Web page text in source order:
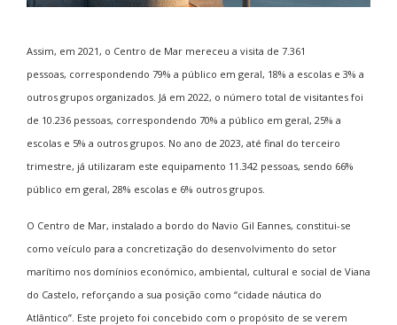
Assim, em 2021, o Centro de Mar mereceu a visita de 7.361
pessoas, correspondendo 79% a público em geral, 18% a escolas e 3% a
outros grupos organizados. Já em 2022, o número total de visitantes foi
de 10.236 pessoas, correspondendo 70% a público em geral, 25% a
escolas e 5% a outros grupos. No ano de 2023, até final do terceiro
trimestre, já utilizaram este equipamento 11.342 pessoas, sendo 66%
público em geral, 28% escolas e 6% outros grupos.
O Centro de Mar, instalado a bordo do Navio Gil Eannes, constitui-se
como veículo para a concretização do desenvolvimento do setor
marítimo nos domínios económico, ambiental, cultural e social de Viana
do Castelo, reforçando a sua posição como “cidade náutica do
Atlântico”. Este projeto foi concebido com o propósito de se verem